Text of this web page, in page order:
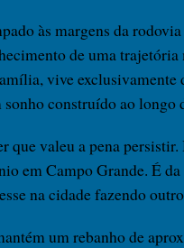
às margens da
de uma
vive exclusivamente
construído ao longo
que valeu a pena
em Campo Grande. É
na cidade fazendo
um rebanho de